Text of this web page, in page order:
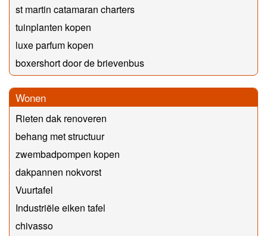
st martin catamaran charters
tuinplanten kopen
luxe parfum kopen
boxershort door de brievenbus
Wonen
Rieten dak renoveren
behang met structuur
zwembadpompen kopen
dakpannen nokvorst
Vuurtafel
Industriële eiken tafel
chivasso